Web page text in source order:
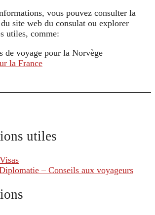
vous pouvez consulter la
du site web du consulat ou explorer
utiles, comme:
de voyage pour la Norvège
la France
utiles
– Conseils aux voyageurs